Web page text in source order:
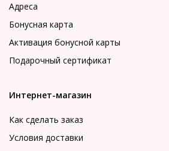
Адреса
Бонусная карта
Активация бонусной карты
Подарочный сертификат
Интернет-магазин
Как сделать заказ
Условия доставки